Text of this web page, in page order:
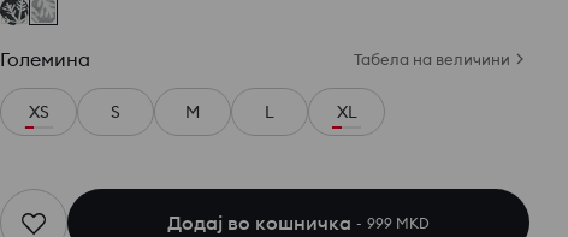
Големина Табела на величини
XS S M L XL
Додај во кошничка 999 MKD